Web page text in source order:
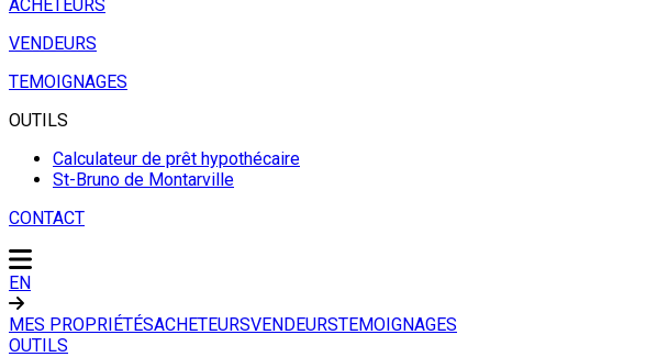
ACHETEURS
VENDEURS
TEMOIGNAGES
OUTILS
Calculateur de prêt hypothécaire
St-Bruno de Montarville
CONTACT
EN
MES PROPRIÉTÉSACHETEURSVENDEURSTEMOIGNAGES
OUTILS